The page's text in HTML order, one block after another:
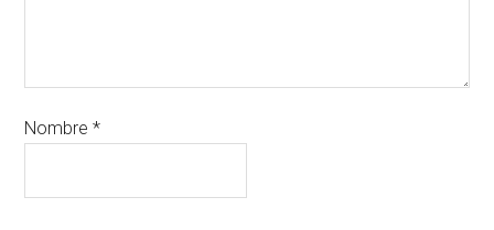
Nombre*